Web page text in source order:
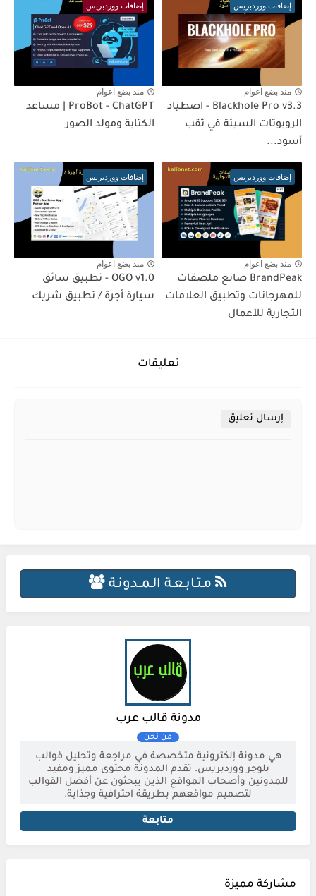
إضافات ووردبريس
منذ بضع اعوام
Blackhole Pro v3.3 - اصطياد
الروبوتات السيئة في ثقب
أسود...
إضافات ووردبريس
منذ بضع اعوام
ProBot - ChatGPT | مساعد
الكتابة ومولد الصور
إضافات ووردبريس
منذ بضع اعوام
BrandPeak صانع ملصقات
للمهرجانات وتطبيق العلامات
التجارية للأعمال
إضافات ووردبريس
منذ بضع اعوام
OGO v1.0 - تطبيق سائق
سيارة أجرة / تطبيق شريك
تعليقات
إرسال تعليق
مـتـابـعـة الـمــدونـة
مدونة قالب عرب
هي مدونة إلكترونية متخصصة في مراجعة وتحليل قوالب
بلوجر ووردبريس. تقدم المدونة محتوى مميز ومفيد
للمدونين وأصحاب المواقع الذين يبحثون عن أفضل القوالب
لتصميم مواقعهم بطريقة احترافية وجذابة.
متابعة
مشاركة مميزة